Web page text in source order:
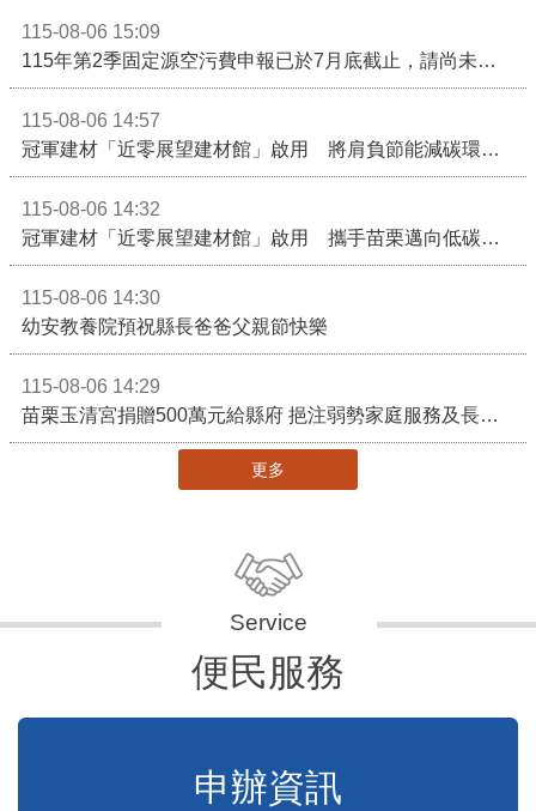
115-08-06 15:09
115年第2季固定源空污費申報已於7月底截止，請尚未申報公私場所儘速完成申繳，以免面臨滯納金及罰鍰!
115-08-06 14:57
冠軍建材「近零展望建材館」啟用 將肩負節能減碳環境教育重任
115-08-06 14:32
冠軍建材「近零展望建材館」啟用 攜手苗栗邁向低碳建築新未來
115-08-06 14:30
幼安教養院預祝縣長爸爸父親節快樂
115-08-06 14:29
苗栗玉清宮捐贈500萬元給縣府 挹注弱勢家庭服務及長照醫療資源
更多
便民服務
申辦資訊